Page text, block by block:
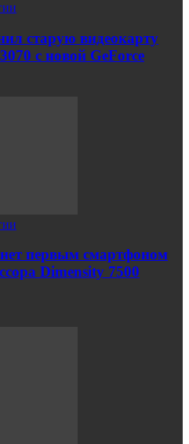
старую видеокарту
с новой GeForce
первым смартфоном
Dimensity 7500